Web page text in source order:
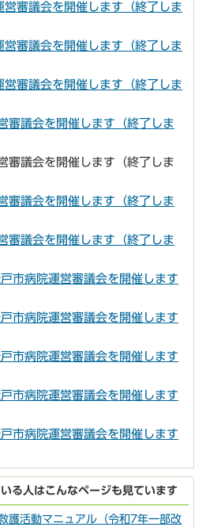
審議会を開催します（終了しま
審議会を開催します（終了しま
審議会を開催します（終了しま
審議会を開催します（終了しま
審議会を開催します（終了しま
審議会を開催します（終了しま
審議会を開催します（終了しま
市病院運営審議会を開催します
市病院運営審議会を開催します
市病院運営審議会を開催します
市病院運営審議会を開催します
市病院運営審議会を開催します
る人はこんなページも見ています
護活動マニュアル（令和7年一部改